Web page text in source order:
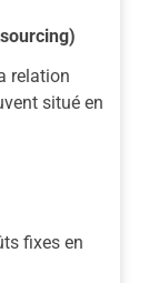
relation
situé en
fixes en